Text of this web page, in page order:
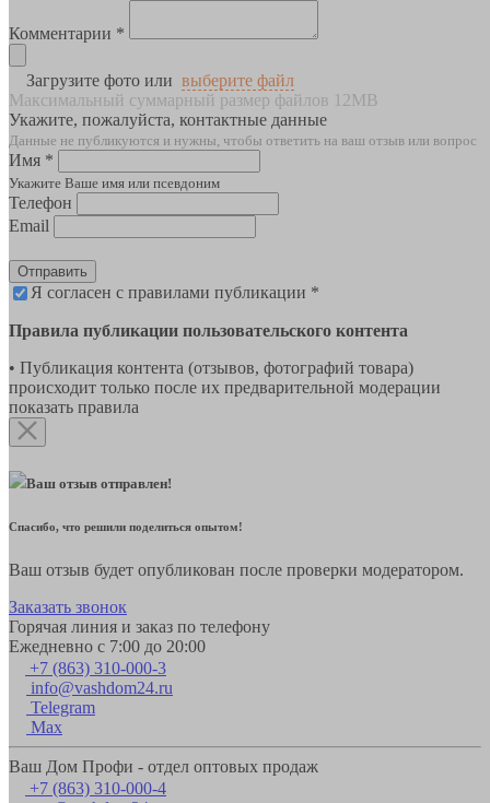
Комментарии *
Загрузите фото или выберите файл
Максимальный суммарный размер файлов 12MB
Укажите, пожалуйста, контактные данные
Данные не публикуются и нужны, чтобы ответить на ваш отзыв или вопрос
Имя *
Укажите Ваше имя или псевдоним
Телефон
Email
Отправить
Я согласен с правилами публикации *
Правила публикации пользовательского контента
• Публикация контента (отзывов, фотографий товара)
происходит только после их предварительной модерации
показать правила
Ваш отзыв отправлен!
Спасибо, что решили поделиться опытом!
Ваш отзыв будет опубликован после проверки модератором.
Заказать звонок
Горячая линия и заказ по телефону
Ежедневно с 7:00 до 20:00
+7 (863) 310-000-3
info@vashdom24.ru
Telegram
Max
Ваш Дом Профи - отдел оптовых продаж
+7 (863) 310-000-4